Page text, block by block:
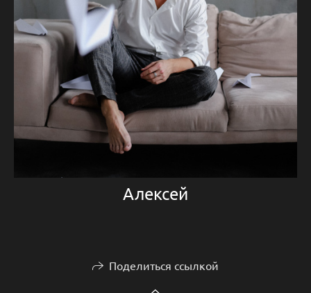
Алексей
Поделиться ссылкой